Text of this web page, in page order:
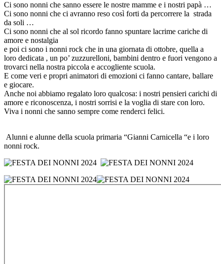
Ci sono nonni che sanno essere le nostre mamme e i nostri papà …
Ci sono nonni che ci avranno reso così forti da percorrere la strada
da soli …
Ci sono nonni che al sol ricordo fanno spuntare lacrime cariche di
amore e nostalgia
e poi ci sono i nonni rock che in una giornata di ottobre, quella a
loro dedicata , un po’ zuzzurelloni, bambini dentro e fuori vengono a
trovarci nella nostra piccola e accogliente scuola.
E come veri e propri animatori di emozioni ci fanno cantare, ballare
e giocare.
Anche noi abbiamo regalato loro qualcosa: i nostri pensieri carichi di
amore e riconoscenza, i nostri sorrisi e la voglia di stare con loro.
Viva i nonni che sanno sempre come renderci felici.
Alunni e alunne della scuola primaria “Gianni Carnicella “e i loro
nonni rock.